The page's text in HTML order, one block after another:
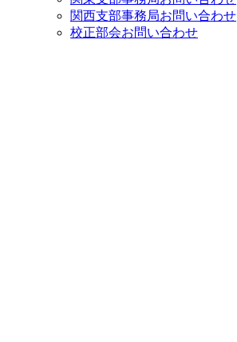
関西支部事務局お問い合わせ
校正部会お問い合わせ